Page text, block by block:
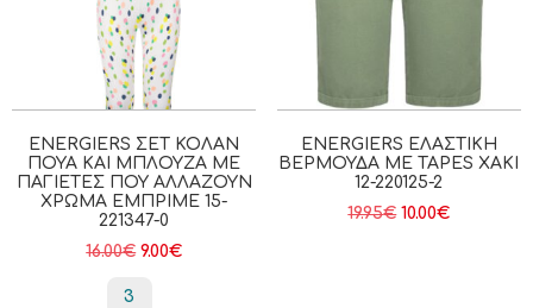
ENERGIERS ΣΕΤ ΚΟΛΆΝ
ΠΟΥΆ ΚΑΙ ΜΠΛΟΎΖΑ ΜΕ
ΠΑΓΙΈΤΕΣ ΠΟΥ ΑΛΛΆΖΟΥΝ
ΧΡΏΜΑ ΕΜΠΡΙΜΕ 15-
221347-0
16.00€ 9.00€
3
ENERGIERS ΕΛΑΣΤΙΚΉ
ΒΕΡΜΟΎΔΑ ΜΕ TAPES ΧΑΚΙ
12-220125-2
19.95€ 10.00€